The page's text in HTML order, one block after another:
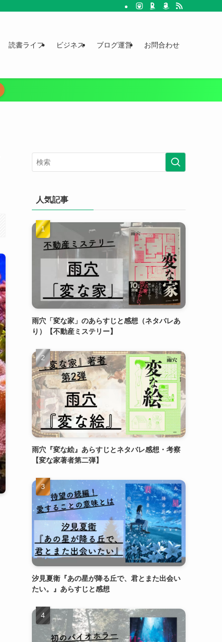
読書ライフ ビジネス ブログ運営 お問合わせ
人気記事
雨穴「変な家」のあらすじと感想（ネタバレあ
り）【不動産ミステリー】
雨穴『変な絵』あらすじとネタバレ感想・考察
【変な家著者第二弾】
汐見夏衛『あの星が降る丘で、君とまた出会い
たい。』あらすじと感想